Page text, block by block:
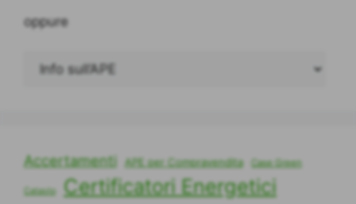
oppure
Accertamenti APE per Compravendita Case Green
Catasto Certificatori Energetici